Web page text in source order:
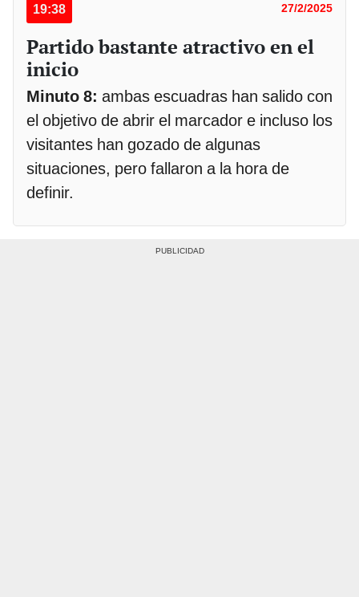
19:38 27/2/2025
Partido bastante atractivo en el
inicio
Minuto 8: ambas escuadras han salido con
el objetivo de abrir el marcador e incluso los
visitantes han gozado de algunas
situaciones, pero fallaron a la hora de
definir.